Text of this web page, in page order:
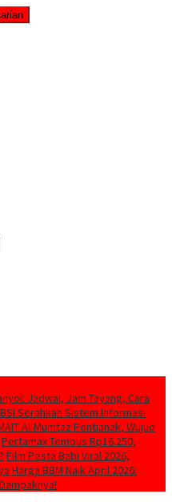
Jadwal, Jam Tayang, Cara
Serahkan Sistem Informasi
Al-Mumtaz Pontianak, Wujud
Pertamax Tembus Rp16.250,
Film Pesta Babi Viral 2026,
Harga BBM Naik April 2026: